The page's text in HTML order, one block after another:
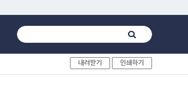
내려받기 인쇄하기